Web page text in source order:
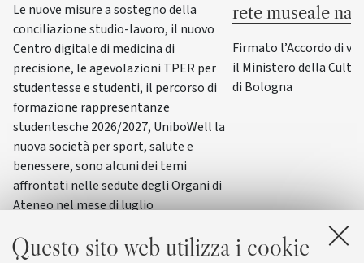
Questo sito web utilizza i cookie
Le nuove misure a sostegno della
conciliazione studio-lavoro, il nuovo
Centro digitale di medicina di
precisione, le agevolazioni TPER per
studentesse e studenti, il percorso di
formazione rappresentanze
studentesche 2026/2027, UniboWell la
nuova società per sport, salute e
benessere, sono alcuni dei temi
affrontati nelle sedute degli Organi di
Ateneo nel mese di luglio
rete museale
Firmato l’Accordo di
il Ministero della
di Bologna